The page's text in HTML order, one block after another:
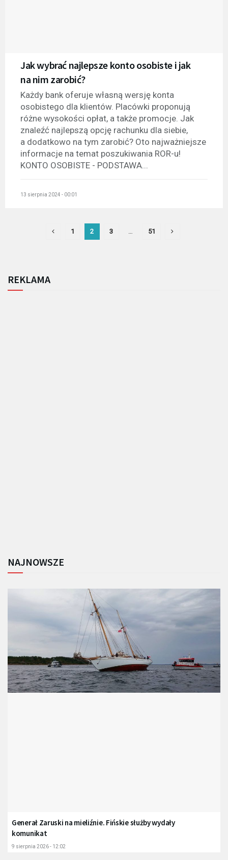
Jak wybrać najlepsze konto osobiste i jak
na nim zarobić?
Każdy bank oferuje własną wersję konta
osobistego dla klientów. Placówki proponują
różne wysokości opłat, a także promocje. Jak
znaleźć najlepszą opcję rachunku dla siebie,
a dodatkowo na tym zarobić? Oto najważniejsze
informacje na temat poszukiwania ROR-u!
KONTO OSOBISTE - PODSTAWA...
13 sierpnia 2024 - 00:01
1 2 3 51
REKLAMA
NAJNOWSZE
Generał Zaruski na mieliźnie. Fińskie służby wydały
komunikat
9 sierpnia 2026 - 12:02